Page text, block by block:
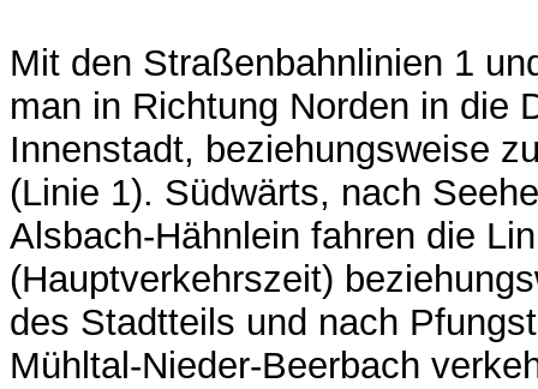
Mit den Straßenbahnlinien 1
man in Richtung Norden in die
Innenstadt, beziehungsweise
(Linie 1). Südwärts, nach
Alsbach-Hähnlein fahren die
(Hauptverkehrszeit)
des Stadtteils und nach
Mühltal-Nieder-Beerbach